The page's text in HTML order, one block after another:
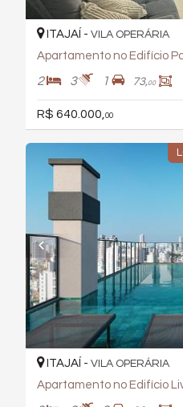
ITAJAÍ - VILA OPERÁRIA
Apartamento no Edifício
2 3 1 73,00
R$ 640.000, 00
ITAJAÍ - VILA OPERÁRIA
Apartamento no Edifício